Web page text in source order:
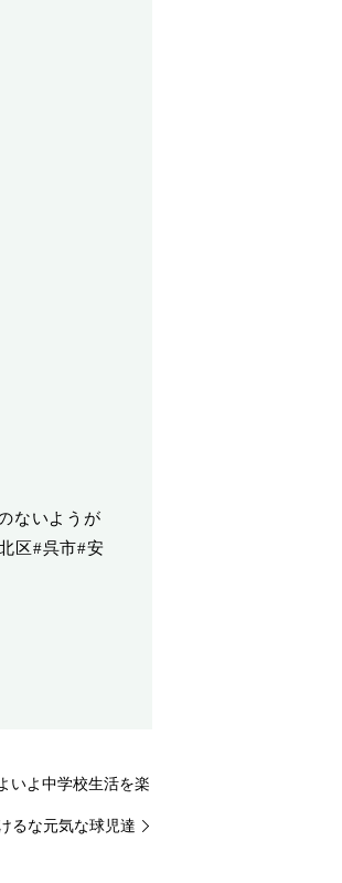
ないようが
区#呉市#安
いよ中学校生活を楽
るな元気な球児達